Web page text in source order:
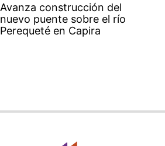
Avanza construcción del
nuevo puente sobre el río
Perequeté en Capira